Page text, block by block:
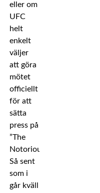
eller om
UFC
helt
enkelt
väljer
att göra
mötet
officiellt
för att
sätta
press på
”The
Notorious”.
Så sent
som i
går kväll